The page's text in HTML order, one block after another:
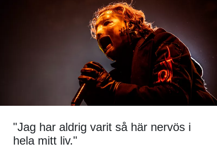
"Jag har aldrig varit så här nervös i
hela mitt liv."